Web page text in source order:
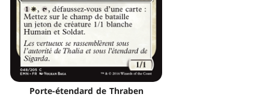
Porte-étendard de Thraben